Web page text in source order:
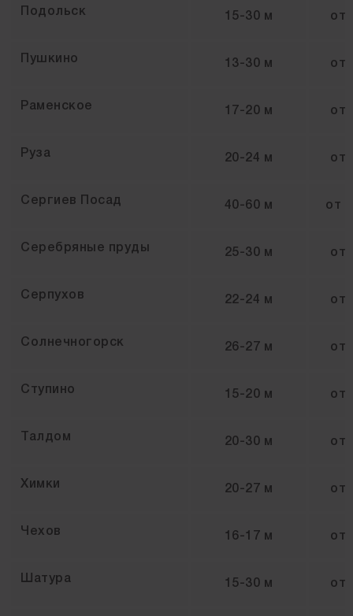
Подольск 15-30 м от
Пушкино 13-30 м от
Раменское 17-20 м от
Руза 20-24 м от
Сергиев Посад 40-60 м от
Серебряные пруды 25-30 м от
Серпухов 22-24 м от
Солнечногорск 26-27 м от
Ступино 15-20 м от
Талдом 20-30 м от
Химки 20-27 м от
Чехов 16-17 м от
Шатура 15-30 м от